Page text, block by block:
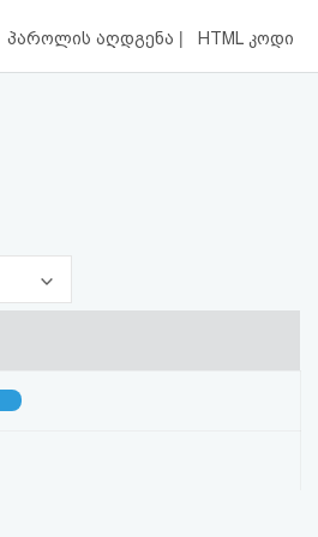
პაროლის აღდგენა | HTML კოდი